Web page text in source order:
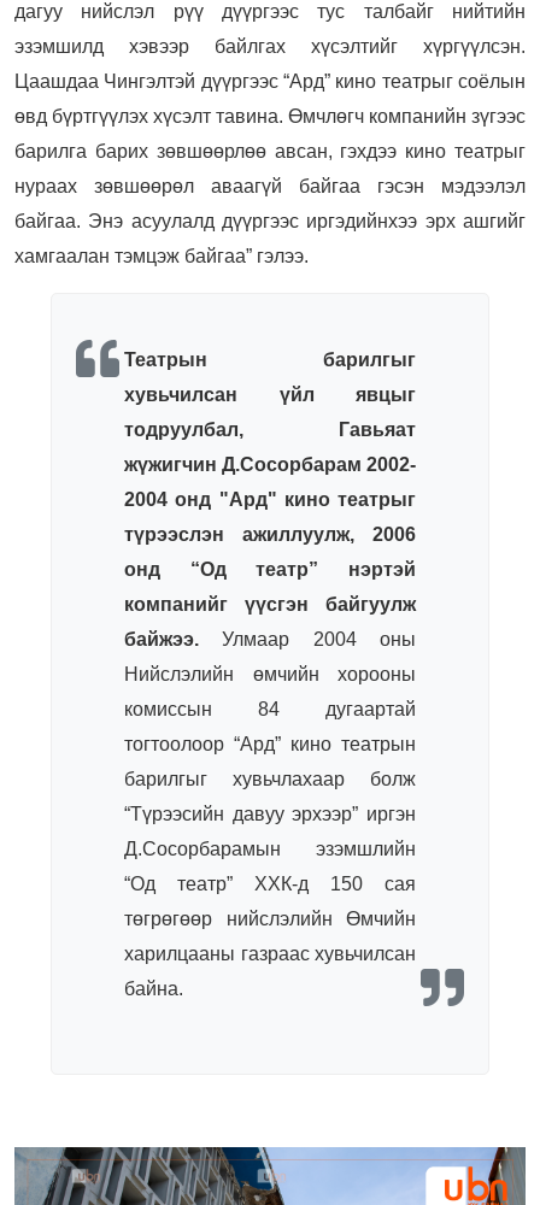
дагуу нийслэл рүү дүүргээс тус талбайг нийтийн
эзэмшилд хэвээр байлгах хүсэлтийг хүргүүлсэн.
Цаашдаа Чингэлтэй дүүргээс “Ард” кино театрыг соёлын
өвд бүртгүүлэх хүсэлт тавина. Өмчлөгч компанийн зүгээс
барилга барих зөвшөөрлөө авсан, гэхдээ кино театрыг
нураах зөвшөөрөл аваагүй байгаа гэсэн мэдээлэл
байгаа. Энэ асуулалд дүүргээс иргэдийнхээ эрх ашгийг
хамгаалан тэмцэж байгаа” гэлээ.
Театрын барилгыг
хувьчилсан үйл явцыг
тодруулбал, Гавьяат
жүжигчин Д.Сосорбарам 2002-
2004 онд "Ард" кино театрыг
түрээслэн ажиллуулж, 2006
онд “Од театр” нэртэй
компанийг үүсгэн байгуулж
байжээ. Улмаар 2004 оны
Нийслэлийн өмчийн хорооны
комиссын 84 дугаартай
тогтоолоор “Ард” кино театрын
барилгыг хувьчлахаар болж
“Түрээсийн давуу эрхээр” иргэн
Д.Сосорбарамын эзэмшлийн
“Од театр” ХХК-д 150 сая
төгрөгөөр нийслэлийн Өмчийн
харилцааны газраас хувьчилсан
байна.